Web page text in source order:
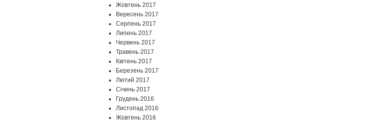
Жовтень 2017
Вересень 2017
Серпень 2017
Липень 2017
Червень 2017
Травень 2017
Квітень 2017
Березень 2017
Лютий 2017
Січень 2017
Грудень 2016
Листопад 2016
Жовтень 2016